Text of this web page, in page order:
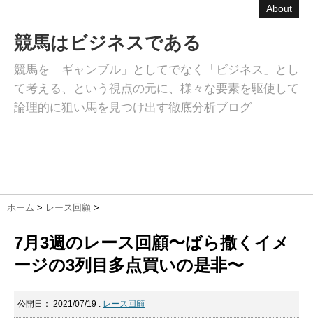
About
競馬はビジネスである
競馬を「ギャンブル」としてでなく「ビジネス」とし
て考える、という視点の元に、様々な要素を駆使して
論理的に狙い馬を見つけ出す徹底分析ブログ
ホーム > レース回顧 >
7月3週のレース回顧〜ばら撒くイメ
ージの3列目多点買いの是非〜
公開日： 2021/07/19 : レース回顧